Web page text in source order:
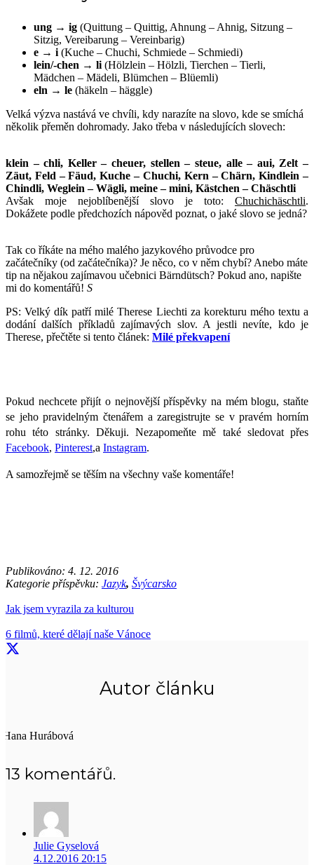
ung → ig (Quittung – Quittig, Ahnung – Ahnig, Sitzung –
Sitzig, Vereibarung – Vereinbarig)
e → i (Kuche – Chuchi, Schmiede – Schmiedi)
lein/-chen → li (Hölzlein – Hölzli, Tierchen – Tierli,
Mädchen – Mädeli, Blümchen – Blüemli)
eln → le (häkeln – häggle)
Velká výzva nastává ve chvíli, kdy narazíte na slovo, kde se smíchá
několik přeměn dohromady. Jako třeba v následujících slovech:
klein – chli, Keller – cheuer, stellen – steue, alle – aui, Zelt –
Zäut, Feld – Fäud, Kuche – Chuchi, Kern – Chärn, Kindlein –
Chindli, Weglein – Wägli, meine – mini, Kästchen – Chäschtli
Avšak moje nejoblíbenější slovo je toto: Chuchichäschtli.
Dokážete podle předchozích nápověd poznat, o jaké slovo se jedná?
Tak co říkáte na mého malého jazykového průvodce pro
začátečníky (od začátečníka)? Je něco, co v něm chybí? Anebo máte
tip na nějakou zajímavou učebnici Bärndütsch? Pokud ano, napište
mi do komentářů! S
PS: Velký dík patří milé Therese Liechti za korekturu mého textu a
dodání dalších příkladů zajímavých slov. A jestli nevíte, kdo je
Therese, přečtěte si tento článek: Milé překvapení
Pokud nechcete přijít o nejnovější příspěvky na mém blogu, staňte
se jeho pravidelným čtenářem a zaregistrujte se v pravém horním
rohu této stránky. Děkuji. Nezapomeňte mě také sledovat přes
Facebook, Pinterest,a Instagram.
A samozřejmě se těším na všechny vaše komentáře!
Publikováno: 4. 12. 2016
Kategorie příspěvku: Jazyk, Švýcarsko
Jak jsem vyrazila za kulturou
6 filmů, které dělají naše Vánoce
Autor článku
Hana Hurábová
13 komentářů.
Julie Gyselová
4.12.2016 20:15